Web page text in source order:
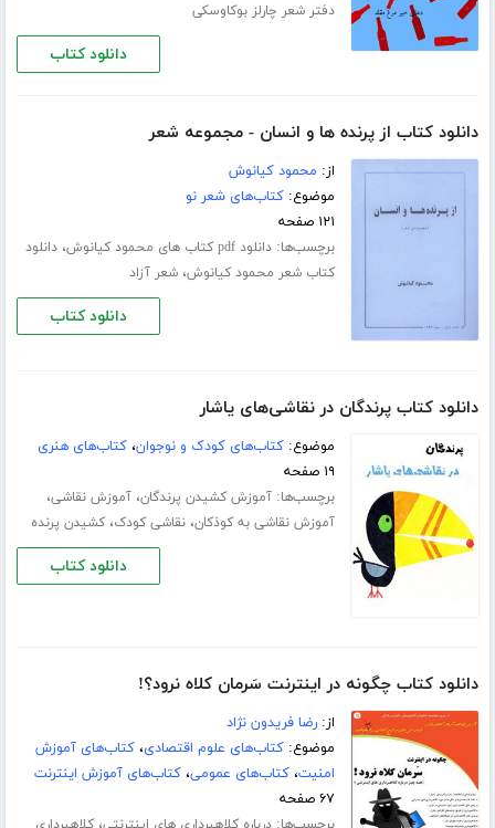
دفتر شعر چارلز بوکاوسکی
دانلود کتاب
دانلود کتاب از پرنده ها و انسان - مجموعه شعر
از: محمود کیانوش
موضوع:کتاب‌های شعر نو
۱۲۱ صفحه
برچسب‌ها:دانلود pdf کتاب های محمود کیانوش ،دانلود
کتاب شعر محمود کیانوش،شعر آزاد
دانلود کتاب
دانلود کتاب پرندگان در نقاشی‌های یاشار
موضوع:کتاب‌های کودک و نوجوان،کتاب‌های هنری
۱۹ صفحه
برچسب‌ها:آموزش کشیدن پرندگان،آموزش نقاشی،
آموزش نقاشی به کوذکان،نقاشی کودک،کشیدن پرنده
دانلود کتاب
دانلود کتاب چگونه در اینترنت سَرمان کلاه نرود؟!
از:رضا فریدون نژاد
موضوع:کتاب‌های علوم اقتصادی،کتاب‌های آموزش
امنیت،کتاب‌های عمومی،کتاب‌های آموزش اینترنت
۶۷ صفحه
درباره کلاهبرداری های اینترنتی کلاهبرداری